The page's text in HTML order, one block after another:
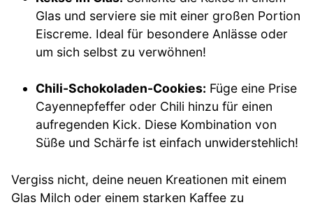
Glas und serviere sie mit einer großen Portion
Eiscreme. Ideal für besondere Anlässe oder
um sich selbst zu verwöhnen!
Chili-Schokoladen-Cookies: Füge eine Prise
Cayennepfeffer oder Chili hinzu für einen
aufregenden Kick. Diese Kombination von
Süße und Schärfe ist einfach unwiderstehlich!
Vergiss nicht, deine neuen Kreationen mit einem
Glas Milch oder einem starken Kaffee zu